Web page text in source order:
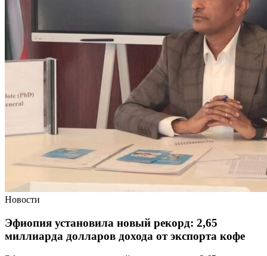
Новости
Эфиопия установила новый рекорд: 2,65
миллиарда долларов дохода от экспорта кофе